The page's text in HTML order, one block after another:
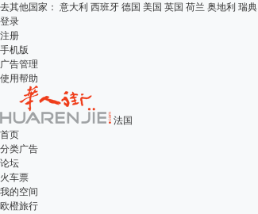
去其他国家： 意大利 西班牙 德国 美国 英国 荷兰 奥地利 瑞典
登录
注册
手机版
广告管理
使用帮助
法国
首页
分类广告
论坛
火车票
我的空间
欧橙旅行